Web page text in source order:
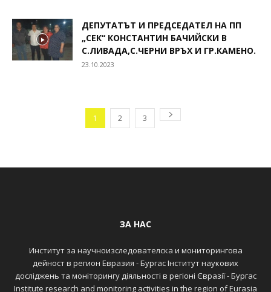
ДЕПУТАТЪТ И ПРЕДСЕДАТЕЛ НА ПП
„СЕК“ КОНСТАНТИН БАЧИЙСКИ В
С.ЛИВАДА,С.ЧЕРНИ ВРЪХ И ГР.КАМЕНО.
23.10.2023
1 2 3
ЗА НАС
Институт за научноизследователска и мониторингова
дейност в регион Евразия - Бургас Інститут наукових
досліджень та моніторингу діяльності в регіоні Євразії - Бургас
Institute research and monitoring activities in the region of Eurasia